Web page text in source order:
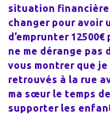
situation
changer pour avoir
d’emprunter
ne me dérange pas
vous montrer que
retrouvés à la rue
ma sœur le temps
supporter les